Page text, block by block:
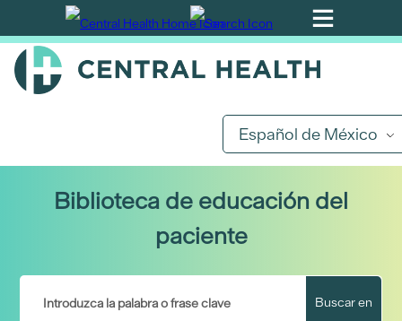
Ir
al
contenido
Español de México
Biblioteca de educación del
paciente
Buscar en